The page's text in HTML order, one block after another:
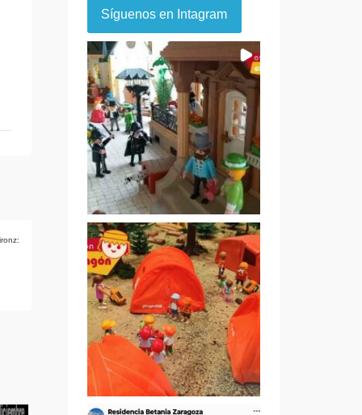
Síguenos en Intagram